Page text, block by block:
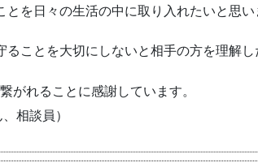
とを日々の生活の中に取り入れたいと思い
ることを大切にしないと相手の方を理解
がれることに感謝しています。
、相談員）